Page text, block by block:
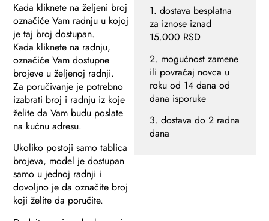
Kada kliknete na željeni broj
označiće Vam radnju u kojoj
je taj broj dostupan.
Kada kliknete na radnju,
označiće Vam dostupne
brojeve u željenoj radnji.
Za poručivanje je potrebno
izabrati broj i radnju iz koje
želite da Vam budu poslate
na kućnu adresu.
Ukoliko postoji samo tablica
brojeva, model je dostupan
samo u jednoj radnji i
dovoljno je da označite broj
koji želite da poručite.
1. dostava besplatna
za iznose iznad
15.000 RSD
2. mogućnost zamene
ili povraćaj novca u
roku od 14 dana od
dana isporuke
3. dostava do 2 radna
dana